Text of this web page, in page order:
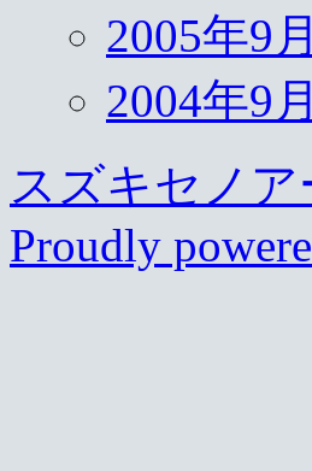
2005年9月
2004年9月
スズキセノア
Proudly